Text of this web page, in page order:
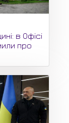
в Офісі
про